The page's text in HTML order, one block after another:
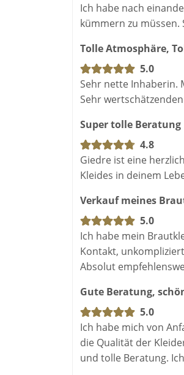
Ich habe nach
kümmern zu
Tolle Atmosphäre,
5.0
Sehr nette Inhaberin.
Sehr
Super tolle Beratung
4.8
Giedre ist eine
Kleides in deinem
Verkauf meines
5.0
Ich habe mein
Kontakt,
Absolut
Gute Beratung,
5.0
Ich habe mich von
die Qualität der
und tolle Beratung.